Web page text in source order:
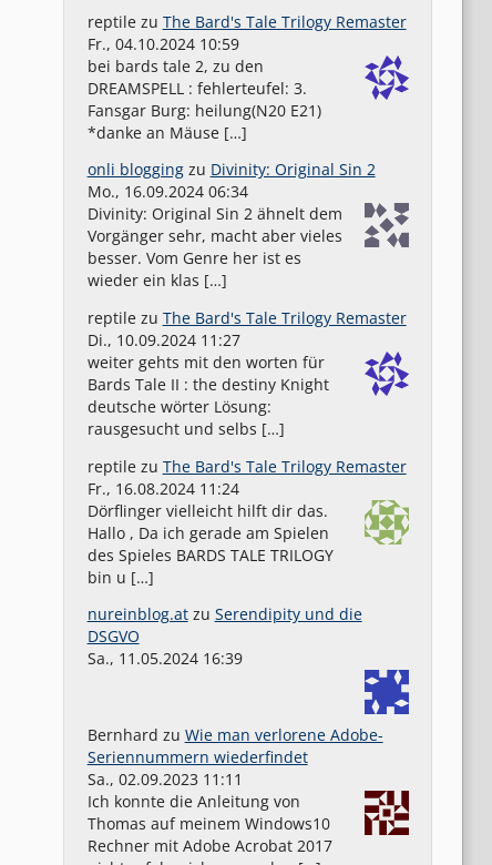
reptilezu The Bard's Tale Trilogy Remaster
Fr., 04.10.2024 10:59
bei bards tale 2, zu den
DREAMSPELL : fehlerteufel: 3.
Fansgar Burg: heilung(N20 E21)
*danke an Mäuse […]
onli bloggingzu Divinity: Original Sin 2
Mo., 16.09.2024 06:34
Divinity: Original Sin 2 ähnelt dem
Vorgänger sehr, macht aber vieles
besser. Vom Genre her ist es
wieder ein klas […]
reptilezu The Bard's Tale Trilogy Remaster
Di., 10.09.2024 11:27
weiter gehts mit den worten für
Bards Tale II : the destiny Knight
deutsche wörter Lösung:
rausgesucht und selbs […]
reptilezu The Bard's Tale Trilogy Remaster
Fr., 16.08.2024 11:24
Dörflinger vielleicht hilft dir das.
Hallo , Da ich gerade am Spielen
des Spieles BARDS TALE TRILOGY
bin u […]
nureinblog.atzu Serendipity und die
DSGVO
Sa., 11.05.2024 16:39
Bernhard zu Wie man verlorene Adobe-
Seriennummern wiederfindet
Sa., 02.09.2023 11:11
Ich konnte die Anleitung von
Thomas auf meinem Windows10
Rechner mit Adobe Acrobat 2017